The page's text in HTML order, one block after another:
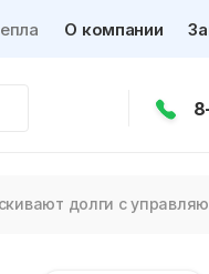
О компании
долги с